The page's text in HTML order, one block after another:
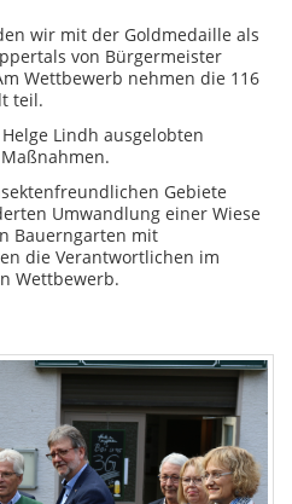
wir mit der Goldmedaille als
von Bürgermeister
Wettbewerb nehmen die 116
teil.
Lindh ausgelobten
ßnahmen.
Gebiete
Umwandlung einer Wiese
Bauerngarten mit
die Verantwortlichen im
Wettbewerb.